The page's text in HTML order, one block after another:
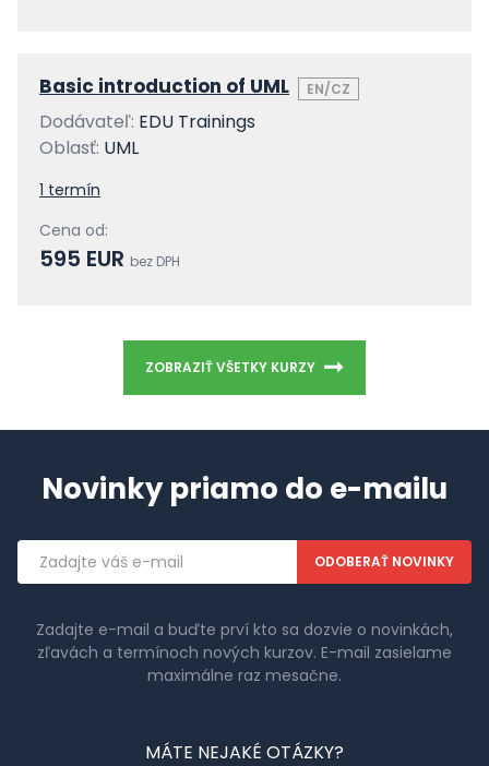
Basic introduction of UML EN/CZ
Dodávateľ: EDU Trainings
Oblasť: UML
1 termín
Cena od:
595 EUR bez DPH
ZOBRAZIŤ VŠETKY KURZY
Novinky priamo do e-mailu
Emailová
adresa
Zadajte e-mail a buďte prví kto sa dozvie o novinkách,
zľavách a termínoch nových kurzov. E-mail zasielame
maximálne raz mesačne.
MÁTE NEJAKÉ OTÁZKY?